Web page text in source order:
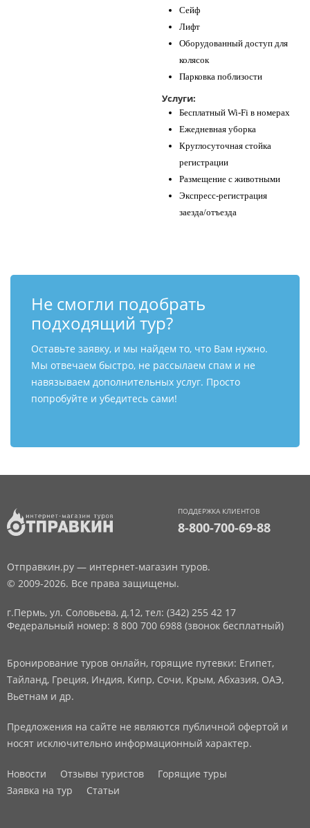
Сейф
Лифт
Оборудованный доступ для
колясок
Парковка поблизости
Услуги:
Бесплатный Wi-Fi в номерах
Ежедневная уборка
Круглосуточная стойка
регистрации
Размещение с животными
Экспресс-регистрация
заезда/отъезда
Не смогли подобрать
подходящий тур?
Оставьте заявку, и мы найдем то, что Вам нужно.
Мы отвечаем быстро, не рассылаем спам и не
навязываем дополнительных услуг. Просто
попробуйте и убедитесь сами!
ПОДДЕРЖКА КЛИЕНТОВ
8-800-700-69-88
Отправкин.ру — интернет-магазин туров.
© 2009-2026. Все права защищены.
г.Пермь, ул. Соловьева, д.12, тел: (342) 255 42 17
Федеральный номер: 8 800 700 6988 (звонок бесплатный)
Бронирование туров онлайн, горящие путевки: Египет,
Тайланд, Греция, Индия, Кипр, Сочи, Крым, Абхазия, ОАЭ,
Вьетнам и др.
Предложения на сайте не являются публичной офертой и
носят исключительно информационный характер.
Новости Отзывы туристов
Горящие туры
Заявка на тур
Статьи